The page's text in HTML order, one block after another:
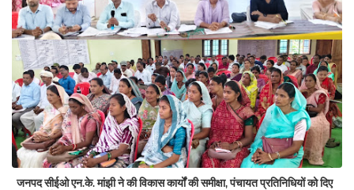
जनपद सीईओ एन.के. मांझी ने की विकास कार्यों की समीक्षा, पंचायत प्रतिनिधियों को दिए